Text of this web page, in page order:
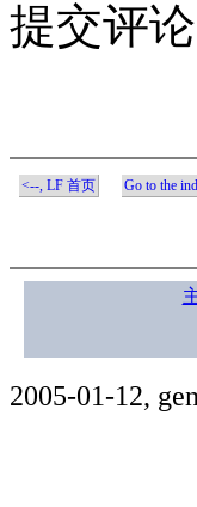
提交评
<--, LF 首页 Go to the
2005-01-12,